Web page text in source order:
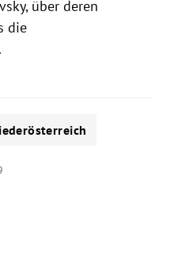
über deren
die